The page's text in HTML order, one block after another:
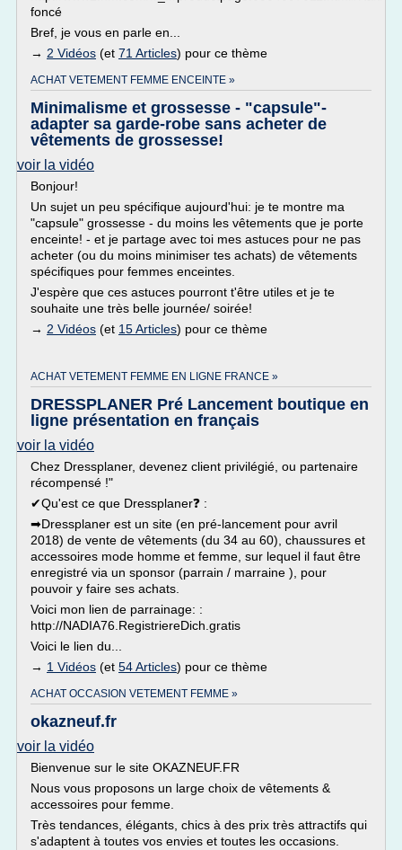
foncé
Bref, je vous en parle en...
→ 2 Vidéos (et 71 Articles) pour ce thème
ACHAT VETEMENT FEMME ENCEINTE »
Minimalisme et grossesse - "capsule"-
adapter sa garde-robe sans acheter de
vêtements de grossesse!
voir la vidéo
Bonjour!
Un sujet un peu spécifique aujourd'hui: je te montre ma
"capsule" grossesse - du moins les vêtements que je porte
enceinte! - et je partage avec toi mes astuces pour ne pas
acheter (ou du moins minimiser tes achats) de vêtements
spécifiques pour femmes enceintes.
J'espère que ces astuces pourront t'être utiles et je te
souhaite une très belle journée/ soirée!
→ 2 Vidéos (et 15 Articles) pour ce thème
ACHAT VETEMENT FEMME EN LIGNE FRANCE »
DRESSPLANER Pré Lancement boutique en
ligne présentation en français
voir la vidéo
Chez Dressplaner, devenez client privilégié, ou partenaire
récompensé !"
✔Qu'est ce que Dressplaner❓ :
➡Dressplaner est un site (en pré-lancement pour avril
2018) de vente de vêtements (du 34 au 60), chaussures et
accessoires mode homme et femme, sur lequel il faut être
enregistré via un sponsor (parrain / marraine ), pour
pouvoir y faire ses achats.
Voici mon lien de parrainage: :
http://NADIA76.RegistriereDich.gratis
Voici le lien du...
→ 1 Vidéos (et 54 Articles) pour ce thème
ACHAT OCCASION VETEMENT FEMME »
okazneuf.fr
voir la vidéo
Bienvenue sur le site OKAZNEUF.FR
Nous vous proposons un large choix de vêtements &
accessoires pour femme.
Très tendances, élégants, chics à des prix très attractifs qui
s'adaptent à toutes vos envies et toutes les occasions.